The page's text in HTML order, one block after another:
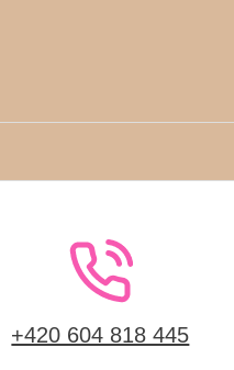
+420 604 818 445